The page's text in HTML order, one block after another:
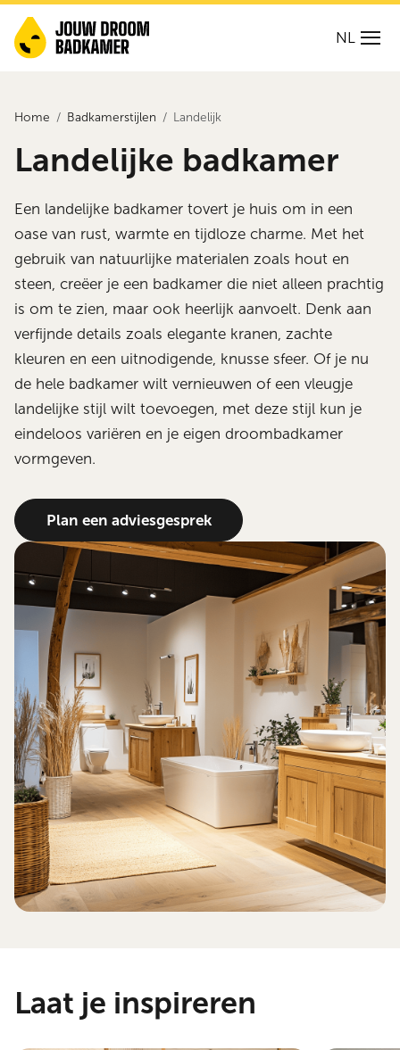
NL
Home Badkamerstijlen Landelijk
Landelijke badkamer
Een landelijke badkamer tovert je huis om in een
oase van rust, warmte en tijdloze charme. Met het
gebruik van natuurlijke materialen zoals hout en
steen, creëer je een badkamer die niet alleen prachtig
is om te zien, maar ook heerlijk aanvoelt. Denk aan
verfijnde details zoals elegante kranen, zachte
kleuren en een uitnodigende, knusse sfeer. Of je nu
de hele badkamer wilt vernieuwen of een vleugje
landelijke stijl wilt toevoegen, met deze stijl kun je
eindeloos variëren en je eigen droombadkamer
vormgeven.
Plan een adviesgesprek
Laat je inspireren